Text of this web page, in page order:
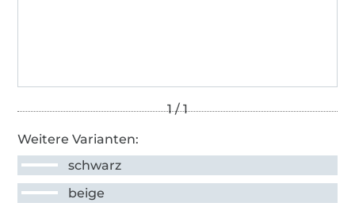
Weitere Varianten:
schwarz
beige